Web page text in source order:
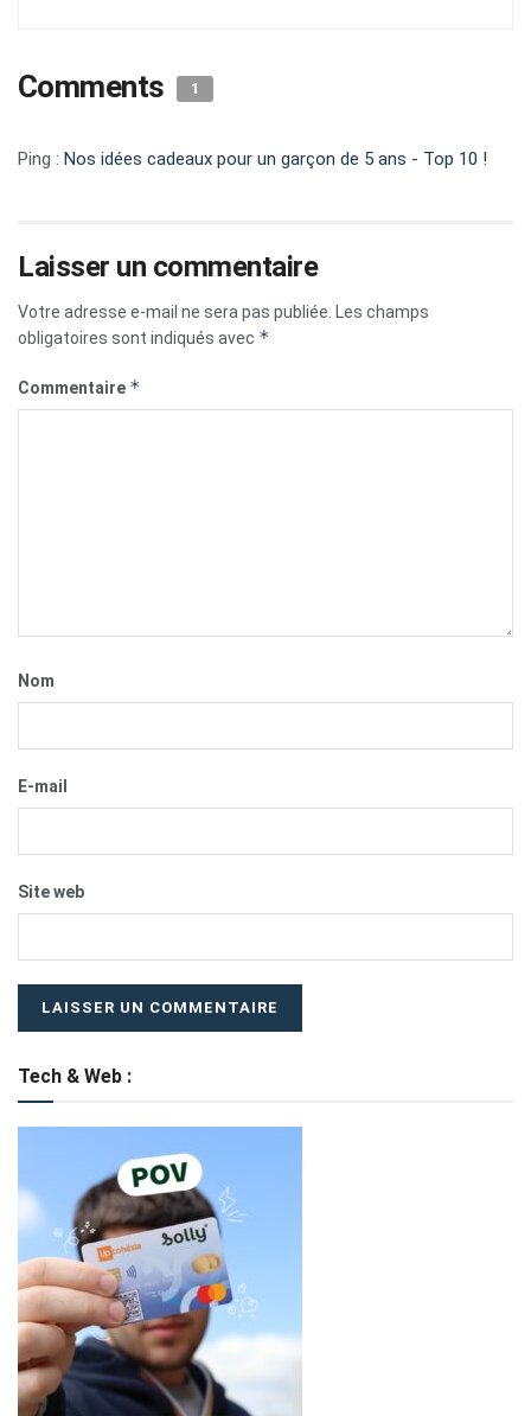
Comments 1
Ping : Nos idées cadeaux pour un garçon de 5 ans - Top 10 !
Laisser un commentaire
Votre adresse e-mail ne sera pas publiée. Les champs
obligatoires sont indiqués avec *
Commentaire *
Nom
E-mail
Site web
Tech & Web :